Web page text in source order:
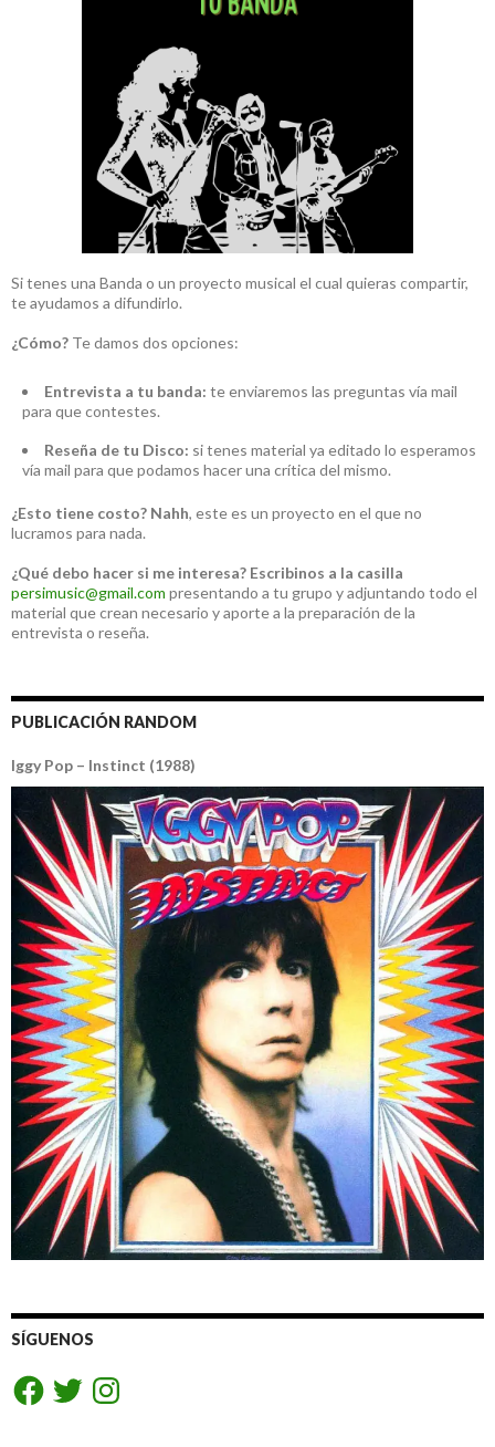
Si tenes una Banda o un proyecto musical el cual quieras compartir,
te ayudamos a difundirlo.
¿Cómo? Te damos dos opciones:
Entrevista a tu banda: te enviaremos las preguntas vía mail
para que contestes.
Reseña de tu Disco: si tenes material ya editado lo esperamos
vía mail para que podamos hacer una crítica del mismo.
¿Esto tiene costo? Nahh, este es un proyecto en el que no
lucramos para nada.
¿Qué debo hacer si me interesa? Escribinos a la casilla
persimusic@gmail.com presentando a tu grupo y adjuntando todo el
material que crean necesario y aporte a la preparación de la
entrevista o reseña.
PUBLICACIÓN RANDOM
Iggy Pop – Instinct (1988)
SÍGUENOS
FacebookTwitterInstagram